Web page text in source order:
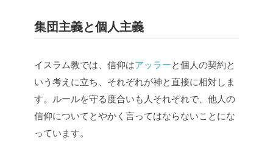
集団主義と個人主義
イスラム教では、信仰はアッラーと個人の契約と
いう考えに立ち、それぞれが神と直接に相対しま
す。ルールを守る度合いも人それぞれで、他人の
信仰についてとやかく言ってはならないことにな
っています。